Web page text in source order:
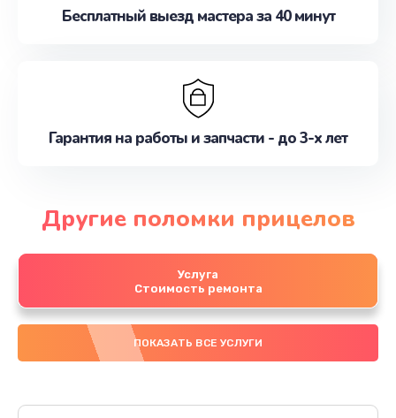
Бесплатный выезд мастера за 40 минут
Гарантия на работы и запчасти - до 3-х лет
Другие поломки прицелов
Услуга
Стоимость ремонта
ПОКАЗАТЬ ВСЕ УСЛУГИ